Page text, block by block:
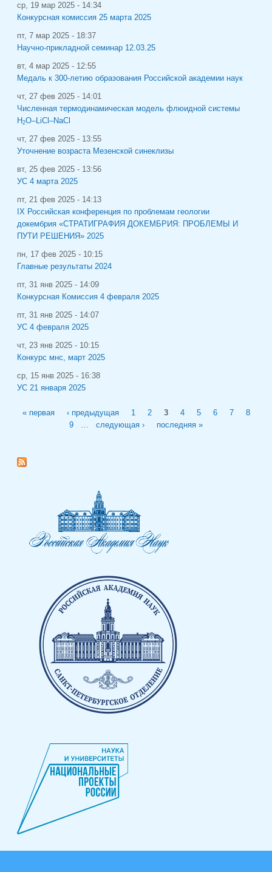
ср, 19 мар 2025 - 14:34
Конкурсная комиссия 25 марта 2025
пт, 7 мар 2025 - 18:37
Научно-прикладной семинар 12.03.25
вт, 4 мар 2025 - 12:55
Медаль к 300-летию образования Российской академии наук
чт, 27 фев 2025 - 14:01
Численная термодинамическая модель флюидной системы
H2O–LiCl–NaCl
чт, 27 фев 2025 - 13:55
Уточнение возраста Мезенской синеклизы
вт, 25 фев 2025 - 13:56
УС 4 марта 2025
пт, 21 фев 2025 - 14:13
IХ Российская конференция по проблемам геологии
докембрия «СТРАТИГРАФИЯ ДОКЕМБРИЯ: ПРОБЛЕМЫ И
ПУТИ РЕШЕНИЯ» 2025
пн, 17 фев 2025 - 10:15
Главные результаты 2024
пт, 31 янв 2025 - 14:09
Конкурсная Комиссия 4 февраля 2025
пт, 31 янв 2025 - 14:07
УС 4 февраля 2025
чт, 23 янв 2025 - 10:15
Конкурс мнс, март 2025
ср, 15 янв 2025 - 16:38
УС 21 января 2025
« первая ‹ предыдущая 1 2 3 4 5 6 7
8
9
следующая › последняя »